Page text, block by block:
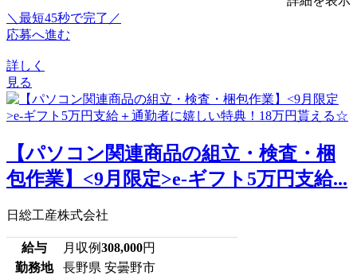
＼最短45秒で完了／
応募へ進む
詳しく
見る
【パソコン関連商品の組立・検査・梱
包作業】<9月限定>e-ギフト5万円支給...
日総工産株式会社
給与 月収例308,000円
勤務地
長野県 安曇野市